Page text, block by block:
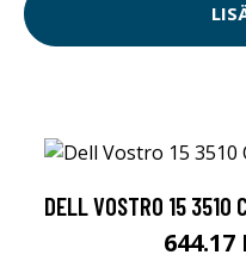
DELL VOSTRO 15 3510
644.17